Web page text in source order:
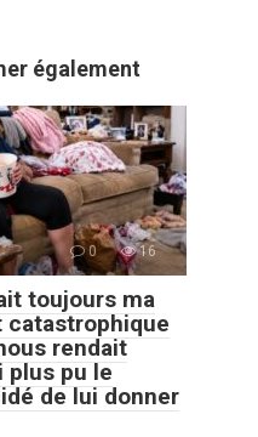
également
0 16
toujours ma
catastrophique
rendait
plus pu le
de lui donner